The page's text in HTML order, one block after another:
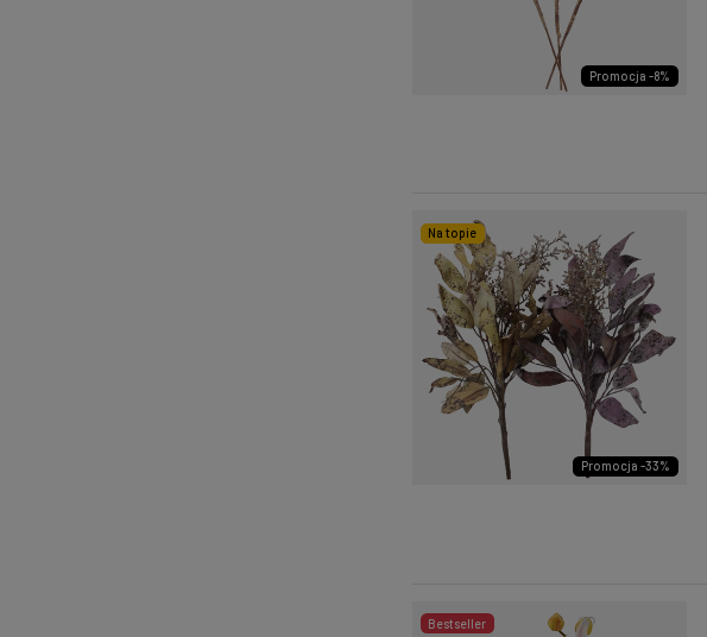
Promocja -8%
Na topie
Promocja -33%
Bestseller